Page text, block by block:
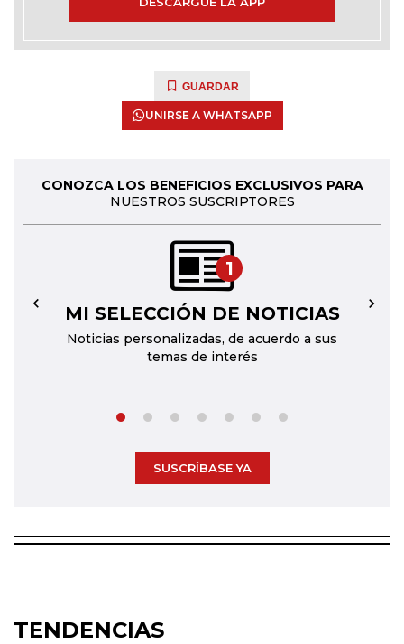
GUARDAR
UNIRSE A WHATSAPP
CONOZCA LOS BENEFICIOS EXCLUSIVOS PARA
NUESTROS SUSCRIPTORES
1
MI SELECCIÓN DE NOTICIAS
Noticias personalizadas, de acuerdo a sus
temas de interés
← →
SUSCRÍBASE YA
TENDENCIAS